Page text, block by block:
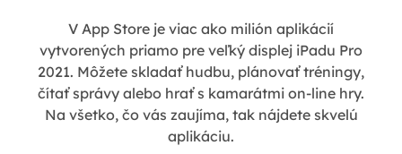
V App Store je viac ako milión aplikácií
vytvorených priamo pre veľký displej iPadu Pro
2021. Môžete skladať hudbu, plánovať tréningy,
čítať správy alebo hrať s kamarátmi on-line hry.
Na všetko, čo vás zaujíma, tak nájdete skvelú
aplikáciu.